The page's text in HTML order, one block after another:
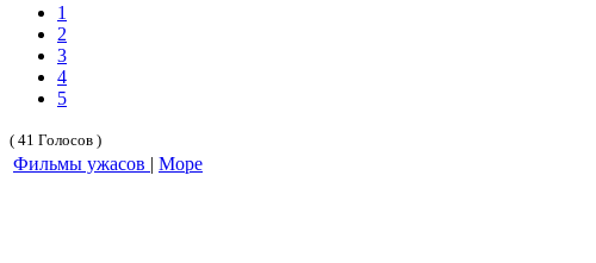
1
2
3
4
5
( 41 Голосов )
Фильмы ужасов | Море